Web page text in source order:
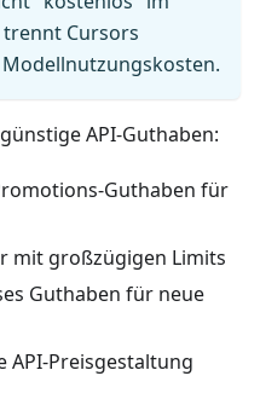
Cursors
API-Guthaben:
Guthaben für
mit großzügigen Limits
Guthaben für neue
API-Preisgestaltung